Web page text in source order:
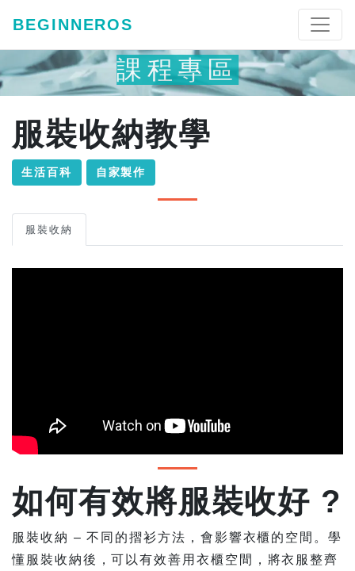
BEGINNEROS
課程專區
服裝收納教學
生活百科 自家製作
服裝收納
如何有效將服裝收好 ?
服裝收納 – 不同的摺衫方法，會影響衣櫃的空間。學
懂服裝收納後，可以有效善用衣櫃空間，將衣服整齊